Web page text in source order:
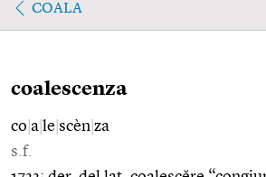
COALA
coalescenza
co a le scèn za
s.f.